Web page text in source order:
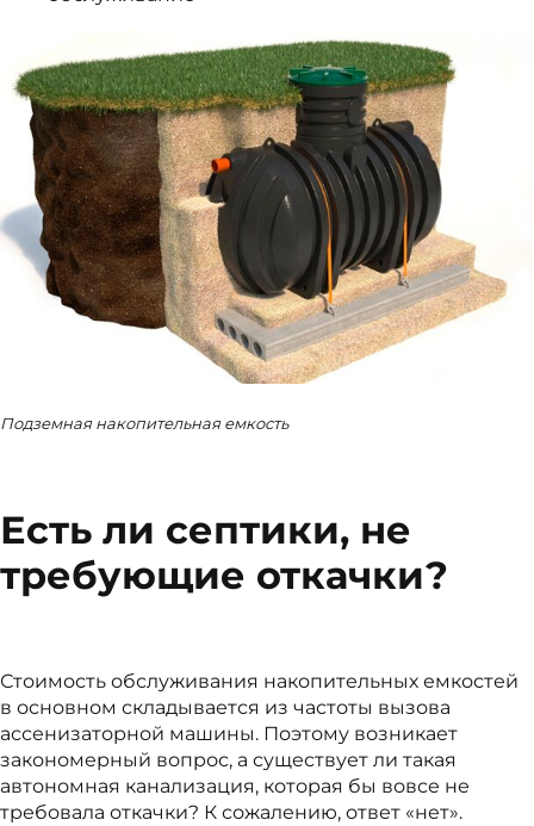
Подземная накопительная емкость
Есть ли септики, не
требующие откачки?
Стоимость обслуживания накопительных емкостей
в основном складывается из частоты вызова
ассенизаторной машины. Поэтому возникает
закономерный вопрос, а существует ли такая
автономная канализация, которая бы вовсе не
требовала откачки? К сожалению, ответ «нет».